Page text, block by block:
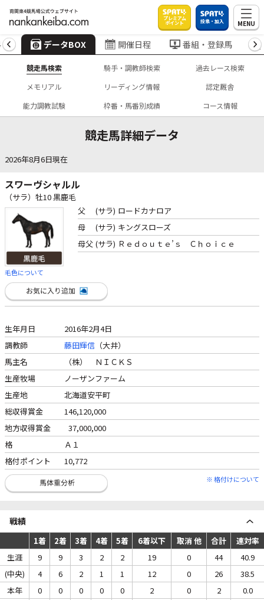
プレミアム
ポイント 投票・加入 MENU
データBOX 開催日程 番組・登録馬
競走馬検索 騎手・調教師検索
過去レース検索
メモリアル
リーディング情報
認定厩舎
能力調教試験
枠番・馬番別成績 コース情報
競走馬詳細データ
2026年8月6日現在
スワーヴシャルル
（サラ）牡10 黒鹿毛
毛色について
父 (サラ) ロードカナロア
母
(サラ) キングスローズ
母父 (サラ) Ｒｅｄｏｕｔｅ’ｓ Ｃｈｏｉｃｅ
生年月日
2016年2月4日
調教師
藤田輝信 （大井）
馬主名
（株） ＮＩＣＫＳ
生産牧場
ノーザンファーム
生産地
北海道安平町
総収得賞金
146,120,000
地方収得賞金
37,000,000
格
Ａ１
格付ポイント
10,772
※ 格付けについて
戦績
1着 2着 3着 4着 5着 6着以下 取消 他 合計
連対率
生涯
9 9 3 2 2 19 0 44
40.9
(中央)
4 6 2 1 1 12 0 26
38.5
本年
0 0 0 0 0 2 0 2
0.0